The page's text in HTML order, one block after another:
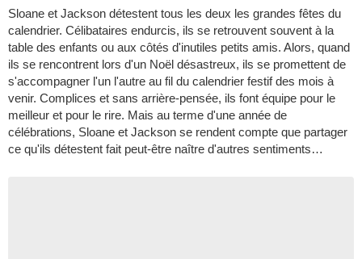
Sloane et Jackson détestent tous les deux les grandes fêtes du
calendrier. Célibataires endurcis, ils se retrouvent souvent à la
table des enfants ou aux côtés d'inutiles petits amis. Alors, quand
ils se rencontrent lors d'un Noël désastreux, ils se promettent de
s'accompagner l'un l'autre au fil du calendrier festif des mois à
venir. Complices et sans arrière-pensée, ils font équipe pour le
meilleur et pour le rire. Mais au terme d'une année de
célébrations, Sloane et Jackson se rendent compte que partager
ce qu'ils détestent fait peut-être naître d'autres sentiments…